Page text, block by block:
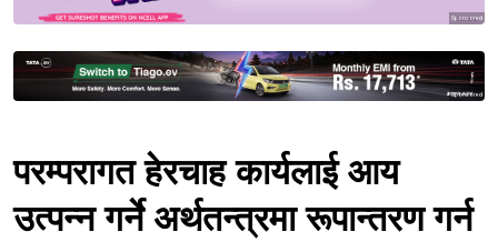
Sponsored
Sponsored
परम्परागत हेरचाह कार्यलाई आय
उत्पन्न गर्ने अर्थतन्त्रमा रूपान्तरण गर्न